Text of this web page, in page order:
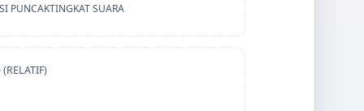
PUNCAKTINGKAT SUARA